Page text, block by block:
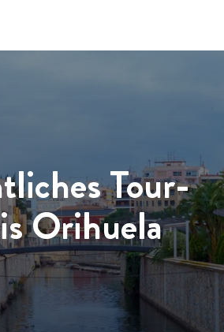
Tour-
Orihuela